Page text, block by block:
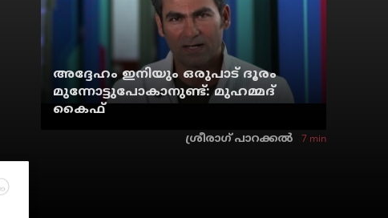
അദ്ദേഹം ഇനിയും ഒരുപാട് ദൂരം
മുന്നോട്ടുപോകാനുണ്ട്: മുഹമ്മദ്
കൈഫ്
ശ്രീരാഗ് പാറക്കല്‍ 7 min